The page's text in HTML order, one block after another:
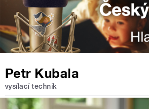
Petr Kubala
vysílací technik